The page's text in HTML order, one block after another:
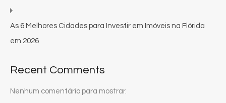
As 6 Melhores Cidades para Investir em Imóveis na Flórida
em 2026
Recent Comments
Nenhum comentário para mostrar.